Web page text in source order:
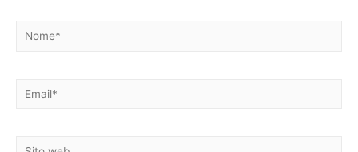
Nome*
Email*
Sito